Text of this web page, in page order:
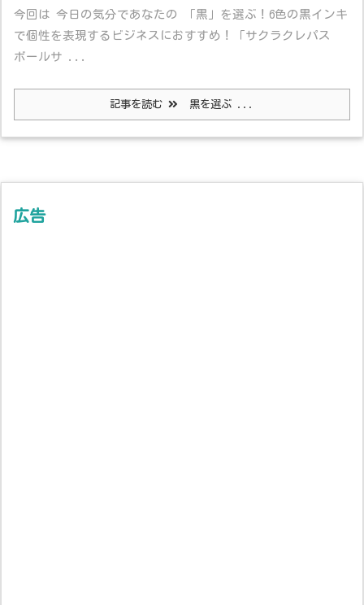
今回は 今日の気分であなたの 「黒」を選ぶ！6色の黒インキ
で個性を表現するビジネスにおすすめ！「サクラクレパス
ボールサ ...
記事を読む 黒を選ぶ ...
広告